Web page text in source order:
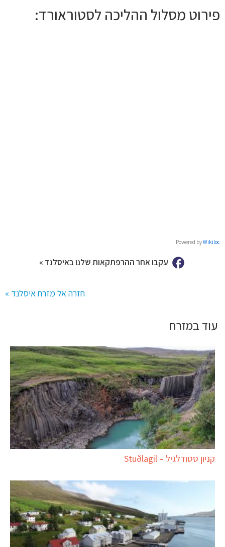
פירוט מסלול ההליכה לסטוראורד:
Powered byWikiloc
עקבו אחר ההרפתקאות שלנו באיסלנד »
חזרה אל מזרח איסלנד »
עוד במזרח
קניון סטודלגיל – Stuðlagil